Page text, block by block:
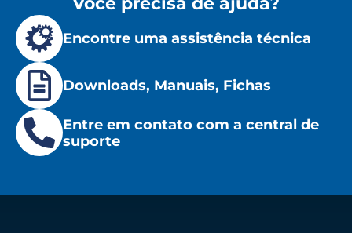
Encontre uma assistência técnica
Downloads, Manuais, Fichas
Entre em contato com a central de
suporte